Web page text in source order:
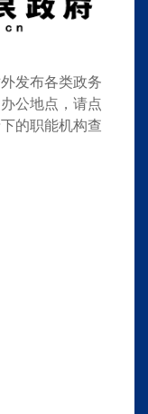
发布各类政务
公地点，请点
的职能机构查